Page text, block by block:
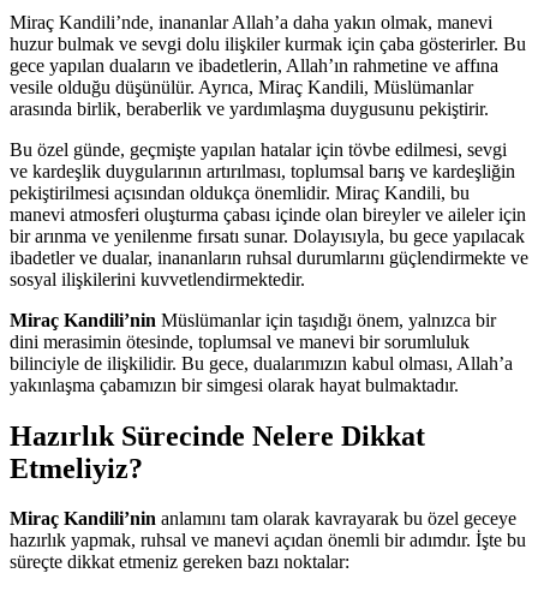
Miraç Kandili’nde, inananlar Allah’a daha yakın olmak, manevi
huzur bulmak ve sevgi dolu ilişkiler kurmak için çaba gösterirler. Bu
gece yapılan duaların ve ibadetlerin, Allah’ın rahmetine ve affına
vesile olduğu düşünülür. Ayrıca, Miraç Kandili, Müslümanlar
arasında birlik, beraberlik ve yardımlaşma duygusunu pekiştirir.
Bu özel günde, geçmişte yapılan hatalar için tövbe edilmesi, sevgi
ve kardeşlik duygularının artırılması, toplumsal barış ve kardeşliğin
pekiştirilmesi açısından oldukça önemlidir. Miraç Kandili, bu
manevi atmosferi oluşturma çabası içinde olan bireyler ve aileler için
bir arınma ve yenilenme fırsatı sunar. Dolayısıyla, bu gece yapılacak
ibadetler ve dualar, inananların ruhsal durumlarını güçlendirmekte ve
sosyal ilişkilerini kuvvetlendirmektedir.
Miraç Kandili’nin Müslümanlar için taşıdığı önem, yalnızca bir
dini merasimin ötesinde, toplumsal ve manevi bir sorumluluk
bilinciyle de ilişkilidir. Bu gece, dualarımızın kabul olması, Allah’a
yakınlaşma çabamızın bir simgesi olarak hayat bulmaktadır.
Hazırlık Sürecinde Nelere Dikkat
Etmeliyiz?
Miraç Kandili’nin anlamını tam olarak kavrayarak bu özel geceye
hazırlık yapmak, ruhsal ve manevi açıdan önemli bir adımdır. İşte bu
süreçte dikkat etmeniz gereken bazı noktalar: